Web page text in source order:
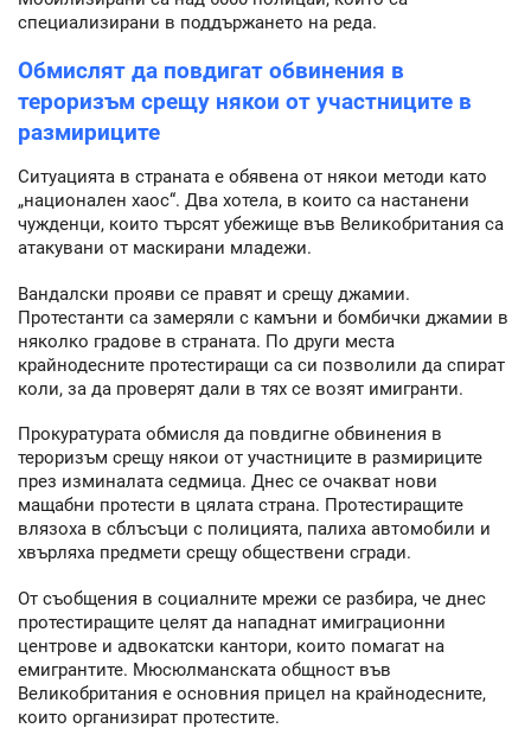
специализирани в поддържането на реда.
Обмислят да повдигат обвинения в
тероризъм срещу някои от участниците в
размириците
Ситуацията в страната е обявена от някои методи като
„национален хаос“. Два хотела, в които са настанени
чужденци, които търсят убежище във Великобритания са
атакувани от маскирани младежи.
Вандалски прояви се правят и срещу джамии.
Протестанти са замеряли с камъни и бомбички джамии в
няколко градове в страната. По други места
крайнодесните протестиращи са си позволили да спират
коли, за да проверят дали в тях се возят имигранти.
Прокуратурата обмисля да повдигне обвинения в
тероризъм срещу някои от участниците в размириците
през изминалата седмица. Днес се очакват нови
мащабни протести в цялата страна. Протестиращите
влязоха в сблъсъци с полицията, палиха автомобили и
хвърляха предмети срещу обществени сгради.
От съобщения в социалните мрежи се разбира, че днес
протестиращите целят да нападнат имиграционни
центрове и адвокатски кантори, които помагат на
емигрантите. Мюсюлманската общност във
Великобритания е основния прицел на крайнодесните,
които организират протестите.